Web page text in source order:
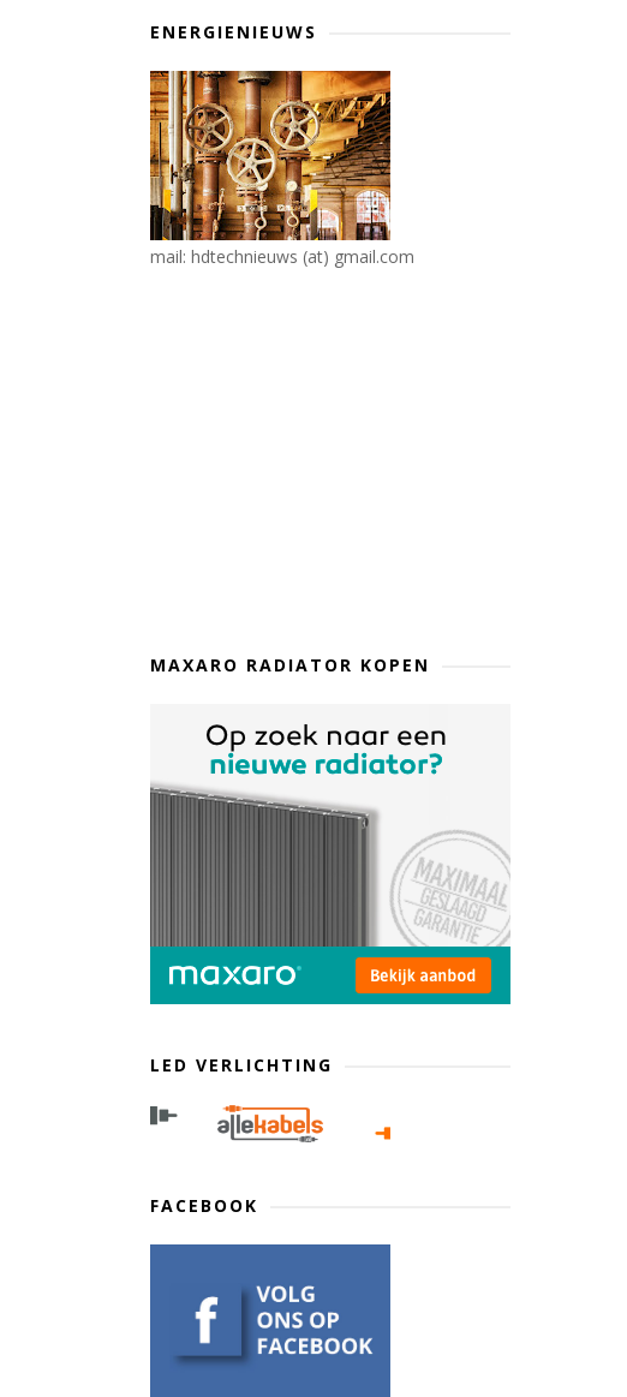
ENERGIENIEUWS
mail: hdtechnieuws (at) gmail.com
MAXARO RADIATOR KOPEN
LED VERLICHTING
FACEBOOK